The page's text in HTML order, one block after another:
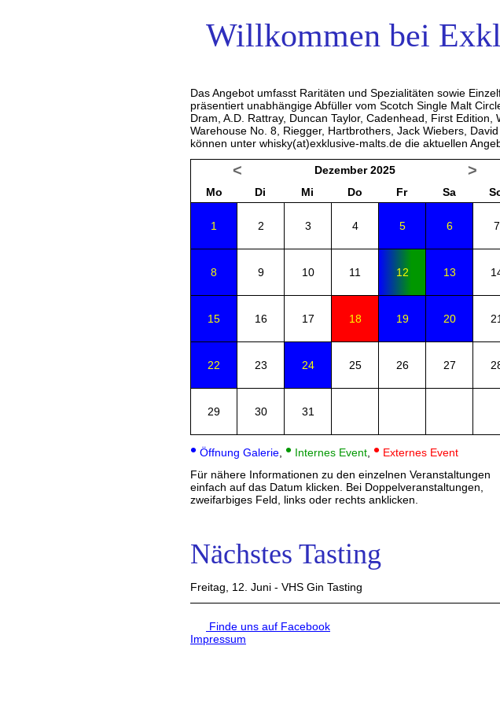
Willkommen bei
Das Angebot umfasst Raritäten und Spezialitäten sowie
präsentiert unabhängige Abfüller vom Scotch Single Malt
Dram, A.D. Rattray, Duncan Taylor, Cadenhead, First
Warehouse No. 8, Riegger, Hartbrothers, Jack Wiebers,
können unter whisky(at)exklusive-malts.de die aktuellen
< Dezember 2025 >
Mo Di Mi Do Fr Sa
1 2 3 4 5 6 7
8 9 10 11 12 13
15 16 17 18 19 20 21
22 23 24 25 26 27
29 30 31
• Öffnung Galerie • Internes Event • Externes Event
Für nähere Informationen zu den einzelnen Veranstaltungen
einfach auf das Datum klicken. Bei Doppelveranstaltungen,
zweifarbiges Feld, links oder rechts anklicken.
Nächstes Tasting
Freitag, 12. Juni - VHS Gin Tasting
Finde uns auf Facebook
Impressum